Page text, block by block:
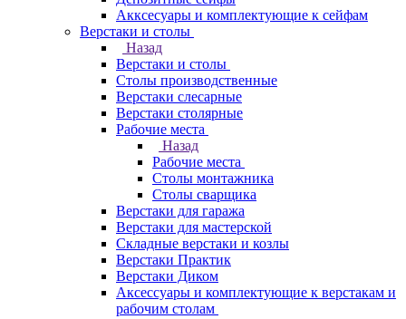
Акксесуары и комплектующие к сейфам
Верстаки и столы
Назад
Верстаки и столы
Столы производственные
Верстаки слесарные
Верстаки столярные
Рабочие места
Назад
Рабочие места
Столы монтажника
Столы сварщика
Верстаки для гаража
Верстаки для мастерской
Складные верстаки и козлы
Верстаки Практик
Верстаки Диком
Аксессуары и комплектующие к верстакам и
рабочим столам